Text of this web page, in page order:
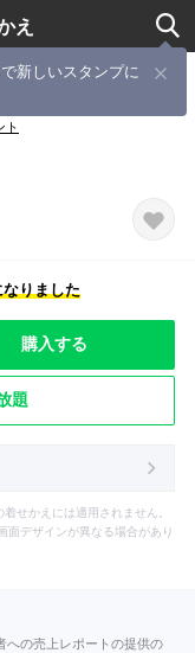
え
新しいスタンプに
ル〜
ト
りました
購入する
題
せかえには適用されません。
面デザインが異なる場合があり
への売上レポートの提供の